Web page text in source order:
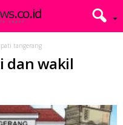
tangerang
dan wakil